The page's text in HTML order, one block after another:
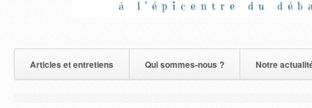
Articles et entretiens Qui sommes-nous ? Notre